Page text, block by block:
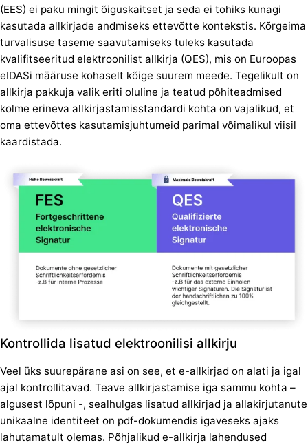
(EES) ei paku mingit õiguskaitset ja seda ei tohiks kunagi
kasutada allkirjade andmiseks ettevõtte kontekstis. Kõrgeima
turvalisuse taseme saavutamiseks tuleks kasutada
kvalifitseeritud elektroonilist allkirja (QES), mis on Euroopas
eIDASi määruse kohaselt kõige suurem meede. Tegelikult on
allkirja pakkuja valik eriti oluline ja teatud põhiteadmised
kolme erineva allkirjastamisstandardi kohta on vajalikud, et
oma ettevõttes kasutamisjuhtumeid parimal võimalikul viisil
kaardistada.
Kontrollida lisatud elektroonilisi allkirju
Veel üks suurepärane asi on see, et e-allkirjad on alati ja igal
ajal kontrollitavad. Teave allkirjastamise iga sammu kohta –
algusest lõpuni -, sealhulgas lisatud allkirjad ja allakirjutanute
unikaalne identiteet on pdf-dokumendis igaveseks ajaks
lahutamatult olemas. Põhjalikud e-allkirja lahendused